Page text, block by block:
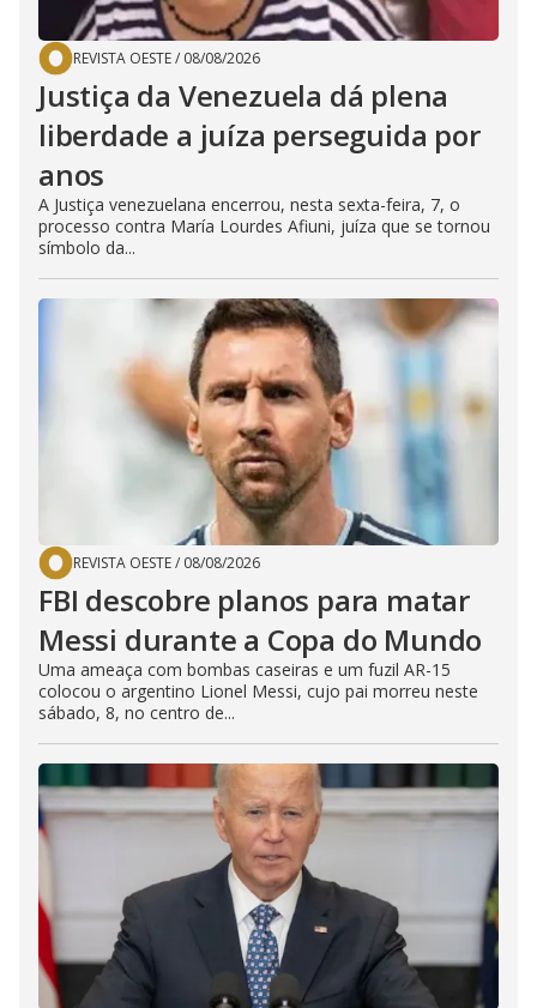
REVISTA OESTE/ 08/08/2026
Justiça da Venezuela dá plena
liberdade a juíza perseguida por
anos
A Justiça venezuelana encerrou, nesta sexta-feira, 7, o
processo contra María Lourdes Afiuni, juíza que se tornou
símbolo da...
REVISTA OESTE/ 08/08/2026
FBI descobre planos para matar
Messi durante a Copa do Mundo
Uma ameaça com bombas caseiras e um fuzil AR-15
colocou o argentino Lionel Messi, cujo pai morreu neste
sábado, 8, no centro de...